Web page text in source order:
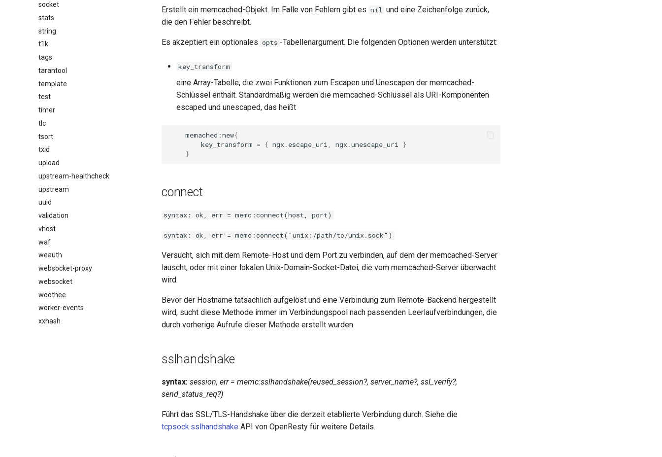
socket
stats
string
t1k
tags
tarantool
template
test
timer
tlc
tsort
txid
upload
upstream-healthcheck
upstream
uuid
validation
vhost
waf
weauth
websocket-proxy
websocket
woothee
worker-events
xxhash
Erstellt ein memcached-Objekt. Im Falle von Fehlern gibt es nil und eine Zeichenfolge zurück,
die den Fehler beschreibt.
Es akzeptiert ein optionales opts -Tabellenargument. Die folgenden Optionen werden unterstützt:
key_transform
eine Array-Tabelle, die zwei Funktionen zum Escapen und Unescapen der memcached-
Schlüssel enthält. Standardmäßig werden die memcached-Schlüssel als URI-Komponenten
escaped und unescaped, das heißt
memached :new{
key_transform = { ngx. escape_uri ngx.unescape_uri
}
}
connect
syntax: ok, err = memc:connect(host, port)
syntax: ok, err = memc:connect("unix:/path/to/unix.sock")
Versucht, sich mit dem Remote-Host und dem Port zu verbinden, auf dem der memcached-Server
lauscht, oder mit einer lokalen Unix-Domain-Socket-Datei, die vom memcached-Server überwacht
wird.
Bevor der Hostname tatsächlich aufgelöst und eine Verbindung zum Remote-Backend hergestellt
wird, sucht diese Methode immer im Verbindungspool nach passenden Leerlaufverbindungen, die
durch vorherige Aufrufe dieser Methode erstellt wurden.
sslhandshake
syntax: session, err = memc:sslhandshake(reused_session?, server_name?, ssl_verify?,
send_status_req?)
Führt das SSL/TLS-Handshake über die derzeit etablierte Verbindung durch. Siehe die
tcpsock.sslhandshake API von OpenResty für weitere Details.